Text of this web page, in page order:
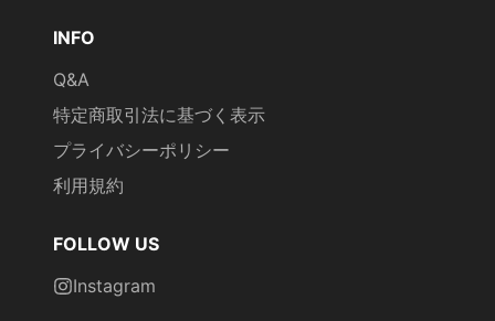
INFO
Q&A
特定商取引法に基づく表示
プライバシーポリシー
利用規約
FOLLOW US
Instagram